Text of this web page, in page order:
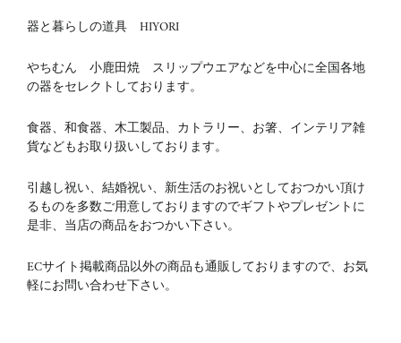
器と暮らしの道具 HIYORI
やちむん 小鹿田焼 スリップウエアなどを中心に全国各地
の器をセレクトしております。
食器、和食器、木工製品、カトラリー、お箸、インテリア雑
貨などもお取り扱いしております。
引越し祝い、結婚祝い、新生活のお祝いとしておつかい頂け
るものを多数ご用意しておりますのでギフトやプレゼントに
是非、当店の商品をおつかい下さい。
ECサイト掲載商品以外の商品も通販しておりますので、お気
軽にお問い合わせ下さい。